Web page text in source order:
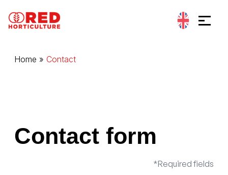
Home » Contact
Contact form
*Required fields